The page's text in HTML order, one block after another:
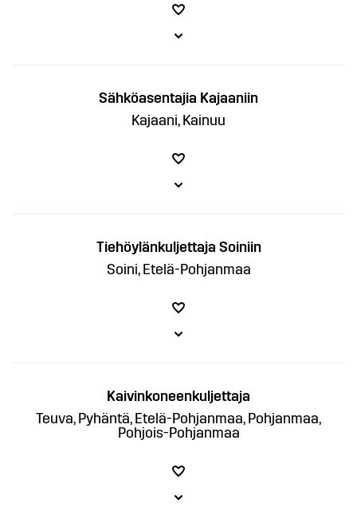
Sähköasentajia Kajaaniin
Kajaani, Kainuu
Tiehöylänkuljettaja Soiniin
Soini, Etelä-Pohjanmaa
Kaivinkoneenkuljettaja
Teuva, Pyhäntä, Etelä-Pohjanmaa, Pohjanmaa,
Pohjois-Pohjanmaa